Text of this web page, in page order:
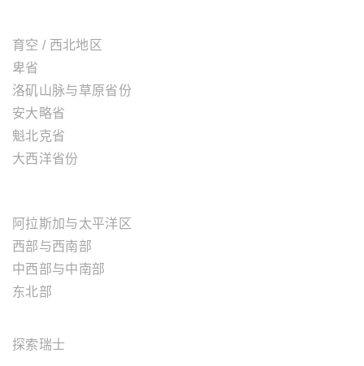
育空 / 西北地区
卑省
洛矶山脉与草原省份
安大略省
魁北克省
大西洋省份
阿拉斯加与太平洋区
西部与西南部
中西部与中南部
东北部
探索瑞士